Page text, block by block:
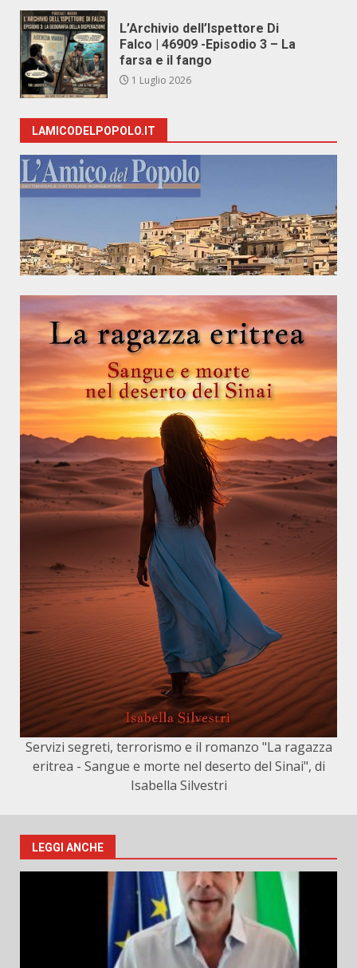
L’Archivio dell’Ispettore Di
Falco | 46909 -Episodio 3 – La
farsa e il fango
1 Luglio 2026
LAMICODELPOPOLO.IT
Servizi segreti, terrorismo e il romanzo "La ragazza
eritrea - Sangue e morte nel deserto del Sinai", di
Isabella Silvestri
LEGGI ANCHE